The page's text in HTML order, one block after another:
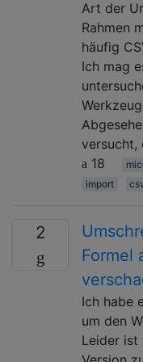
Art der
Rahmen
häufig
Ich mag
versucht,
18
import
2
Formel
Ich habe
um den
Leider ist